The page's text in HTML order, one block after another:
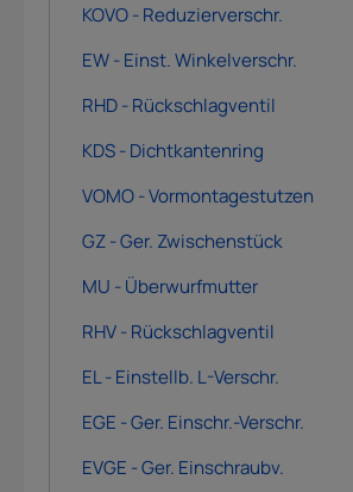
KOVO - Reduzierverschr.
EW - Einst. Winkelverschr.
RHD - Rückschlagventil
KDS - Dichtkantenring
VOMO - Vormontagestutzen
GZ - Ger. Zwischenstück
MU - Überwurfmutter
RHV - Rückschlagventil
EL - Einstellb. L-Verschr.
EGE - Ger. Einschr.-Verschr.
EVGE - Ger. Einschraubv.